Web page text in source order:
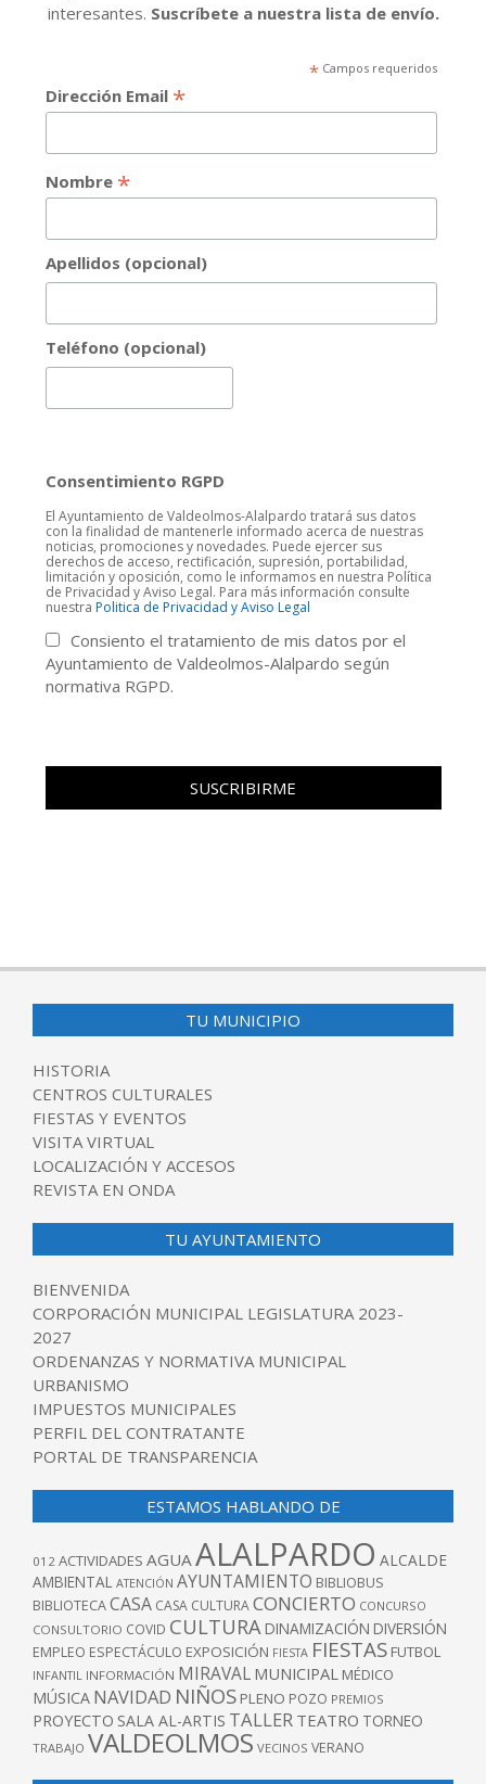
interesantes. Suscríbete a nuestra lista de envío.
*Campos requeridos
Dirección Email *
Nombre *
Apellidos (opcional)
Teléfono (opcional)
Consentimiento RGPD
El Ayuntamiento de Valdeolmos-Alalpardo tratará sus datos
con la finalidad de mantenerle informado acerca de nuestras
noticias, promociones y novedades. Puede ejercer sus
derechos de acceso, rectificación, supresión, portabilidad,
limitación y oposición, como le informamos en nuestra Política
de Privacidad y Aviso Legal. Para más información consulte
nuestra Politica de Privacidad y Aviso Legal
Consiento el tratamiento de mis datos por el
Ayuntamiento de Valdeolmos-Alalpardo según
normativa RGPD.
TU MUNICIPIO
HISTORIA
CENTROS CULTURALES
FIESTAS Y EVENTOS
VISITA VIRTUAL
LOCALIZACIÓN Y ACCESOS
REVISTA EN ONDA
TU AYUNTAMIENTO
BIENVENIDA
CORPORACIÓN MUNICIPAL LEGISLATURA 2023-
2027
ORDENANZAS Y NORMATIVA MUNICIPAL
URBANISMO
IMPUESTOS MUNICIPALES
PERFIL DEL CONTRATANTE
PORTAL DE TRANSPARENCIA
ESTAMOS HABLANDO DE
012 ACTIVIDADES AGUA ALALPARDO ALCALDE
AMBIENTAL ATENCIÓN AYUNTAMIENTO BIBLIOBUS
BIBLIOTECACASA CASA CULTURACONCIERTO CONCURSO
CONSULTORIO COVID CULTURA DINAMIZACIÓN DIVERSIÓN
EMPLEO ESPECTÁCULO EXPOSICIÓN FIESTA FIESTAS FUTBOL
INFANTIL INFORMACIÓN MIRAVAL MUNICIPAL MÉDICO
MÚSICA NAVIDAD NIÑOS PLENO POZO PREMIOS
PROYECTO SALA AL-ARTIS TALLER TEATRO TORNEO
TRABAJO VALDEOLMOS VECINOS VERANO